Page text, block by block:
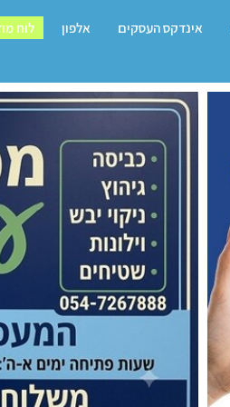
אינדקס העסקים אלפון לוח